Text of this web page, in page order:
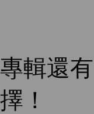
輯還
！